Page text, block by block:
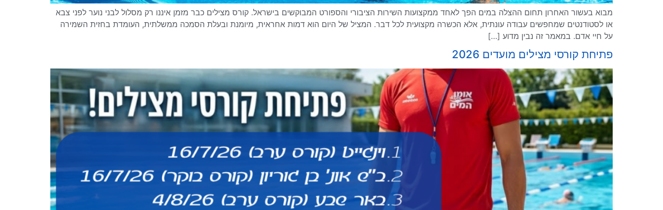
מבוא בעשור האחרון תחום ההצלה במים הפך לאחד ממקצועות השירות הציבורי והספורט המבוקשים בישראל. קורס מצילים כבר מזמן איננו רק מסלול לבני נוער לפני צבא
או לסטודנטים שמחפשים עבודה עונתית, אלא הכשרה מקצועית לכל דבר. המציל של היום הוא דמות אחראית, מיומנת ובעלת הסמכה ממשלתית, העומדת בחזית השמירה
על חיי אדם. במאמר זה נבין מדוע […]
פתיחת קורסי מצילים מועדים 2026